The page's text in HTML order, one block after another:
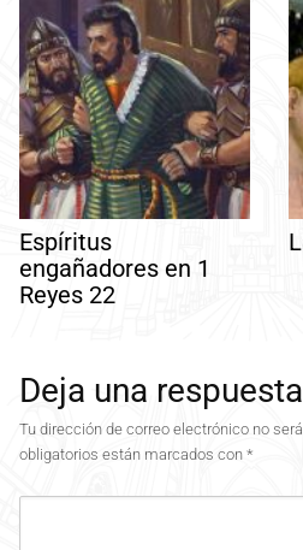
Espíritus
engañadores en 1
Reyes 22
Deja una respuesta
Tu dirección de correo electrónico no
obligatorios están marcados con *